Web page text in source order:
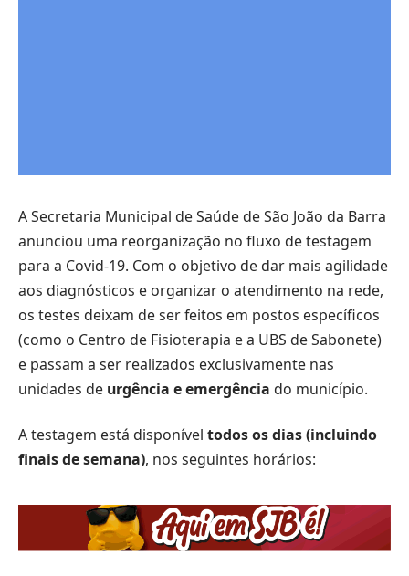
A Secretaria Municipal de Saúde de São João da Barra
anunciou uma reorganização no fluxo de testagem
para a Covid-19. Com o objetivo de dar mais agilidade
aos diagnósticos e organizar o atendimento na rede,
os testes deixam de ser feitos em postos específicos
(como o Centro de Fisioterapia e a UBS de Sabonete)
e passam a ser realizados exclusivamente nas
unidades de urgência e emergência do município.
A testagem está disponível todos os dias (incluindo
finais de semana), nos seguintes horários: